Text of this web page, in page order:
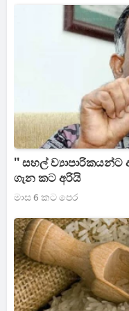
'' සහල්
ගැන කට අරියි
මාස 6 කට පෙර